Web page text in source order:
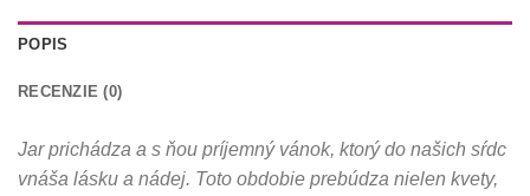
POPIS
RECENZIE (0)
Jar prichádza a s ňou príjemný vánok, ktorý do našich sŕdc
vnáša lásku a nádej. Toto obdobie prebúdza nielen kvety,